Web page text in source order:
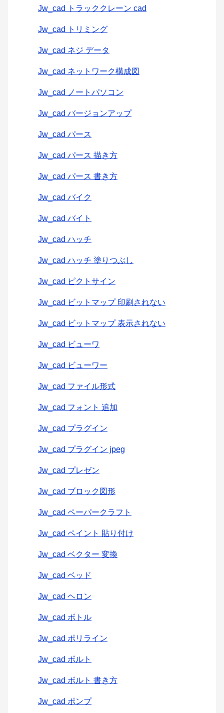
Jw_cad トラッククレーン cad
Jw_cad トリミング
Jw_cad ネジ データ
Jw_cad ネットワーク構成図
Jw_cad ノートパソコン
Jw_cad バージョンアップ
Jw_cad パース
Jw_cad パース 描き方
Jw_cad パース 書き方
Jw_cad バイク
Jw_cad バイト
Jw_cad ハッチ
Jw_cad ハッチ 塗りつぶし
Jw_cad ピクトサイン
Jw_cad ビットマップ 印刷されない
Jw_cad ビットマップ 表示されない
Jw_cad ビューワ
Jw_cad ビューワー
Jw_cad ファイル形式
Jw_cad フォント 追加
Jw_cad プラグイン
Jw_cad プラグイン jpeg
Jw_cad プレゼン
Jw_cad ブロック図形
Jw_cad ペーパークラフト
Jw_cad ペイント 貼り付け
Jw_cad ベクター 変換
Jw_cad ベッド
Jw_cad ヘロン
Jw_cad ボトル
Jw_cad ポリライン
Jw_cad ボルト
Jw_cad ボルト 書き方
Jw_cad ポンプ